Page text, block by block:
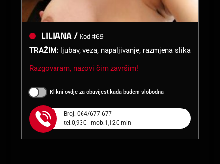
LILIANA / Kod #69
TRAŽIM: ljubav, veza, napaljivanje, razmjena slika
Razgovaram, nazovi čim završim!
Klikni ovdje za obavijest kada budem slobodna
Broj: 064/677-677
tel:0,93€ - mob:1,12€ min